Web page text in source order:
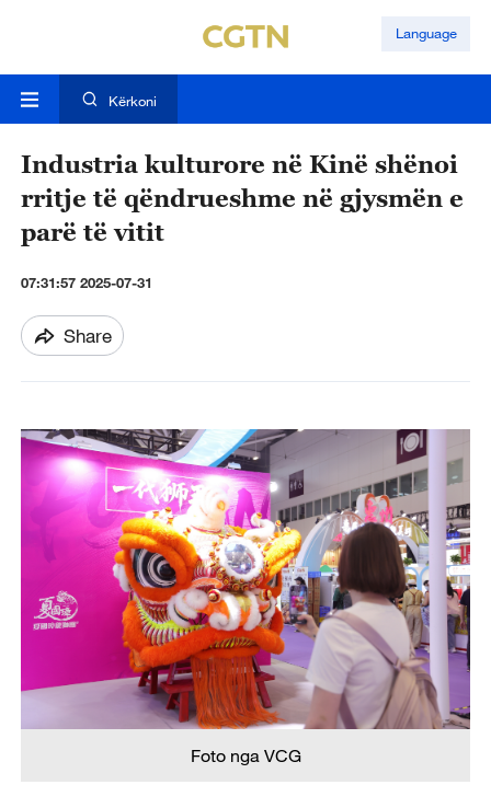
Language
Kërkoni
Industria kulturore në Kinë shënoi
rritje të qëndrueshme në gjysmën e
parë të vitit
07:31:57 2025-07-31
Share
Foto nga VCG